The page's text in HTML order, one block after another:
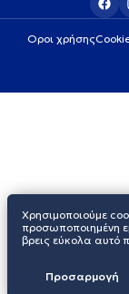
Οροι χρήσης
Χρησιμοποιούμε
προσωποποιημένη
βρεις εύκολα αυτό
Προσαρμογή